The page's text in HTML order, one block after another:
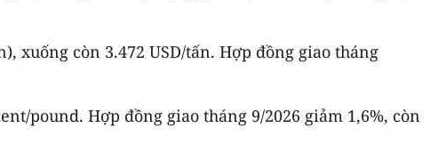
xuống còn 3.472 USD/tấn. Hợp đồng giao tháng
pound. Hợp đồng giao tháng 9/2026 giảm 1,6%, còn